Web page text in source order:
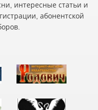
интересные статьи и
абонентской